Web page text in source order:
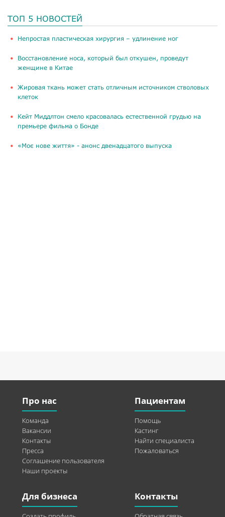
ТОП 5 НОВОСТЕЙ
​Непростая пластическая хирургия – удлинение ног
Восстановление носа, который был откушен, проведут
женщине в Китае
Жировая ткань может стать отличным источником стволовых
клеток
Кейт Миддлтон смело красовалась естественной грудью на
премьере фильма о Бонде
«Моє нове життя» - анонс двенадцатого выпуска
Про нас
Команда
Вакансии
Контакты
Пресса
Соглашение пользователя
Наши проекты
Пациентам
Помощь
Кастинг
Найти специалиста
Пожаловаться
Для бизнеса Контакты